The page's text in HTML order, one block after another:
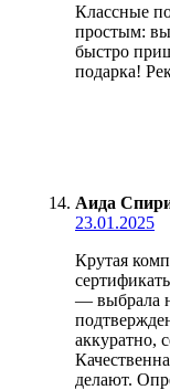
Классные
простым:
быстро
подарка!
Аида
23.01.2025
Крутая
— выбрала
аккуратно,
делают.